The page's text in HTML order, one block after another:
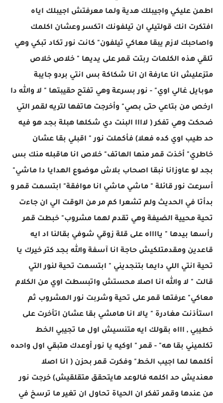
اطمن عليكي واجيبلك هدية ولما معرفتش اجيبلك اياه
افتكرت انك قولتيلي ان تيلفونك اتكسر وعشان اكلمك
واصاحبك لازم يبقا معاكي تيلفون" كانت نور تكاد تبكي وهي
تلقي هذه الكلمات ربتت قمر على يديها " خلاص خلاص
متزعليش انا عارفة ان انا شكاكة بس انتي بردو جايبة
موبايل غالي اوي" - نور بسرعة وهي تفتح حقيبتها " لا والله دا
ارخص من بتاعي حتى بصي" وأخرجت هاتفها لتريه لقمر التي
ضحكت وهي تفكر ( لاااا البنت دي شكلها هبلة بجد هو فيه
حد طيب اوي كده فعلا) فأكملت نور " اقبلي بقا عشان
خاطري" أخذت قمر منها الهاتف" خلاص انا هاقبله منك بس
بجد لو عاوزانا نبقا اصحاب بلاش موضوع الهدايا دا ماشي"
أسرعت نور قائلة " ماشي ماشي انا موافقة" ابتسمت قمر و
بدأتا في الحديث ولم تشعرا كم مر من الوقت الي ان جاءت
تحية محيية الضيفة وهي تقدم لهما مشروب" خبطت قمر
رأسها بيدها " يااااه على قلة زوقي شوفي بقالنا اد ايه
قاعدين ومقدمتلكيش حاجة انا آسفة والله بجد كتر خيرك يا
تحية انتي اللي دايما بتنجديني " ابتسمت تحية لنور التي
قالت " لا والله انا اصلا محستش واتبسطت اوي من الكلام
معاكي" عرفتها قمر على تحية وشربت نور المشروب ثم
استأذنت مغادرة " يالا انا هامشي بقا عشان اتأخرت على
خطيبي , اااه بقولك ايه متنسيش اول ما تجيبي الخط
تكلميني بقا هه" - قمر " اوكيه يا نور أوعدك هتبقي اول واحده
أكلمها لما اجيب الخط" وفكرت قمر بحزن ( انا اصلا
معنديش حد اكلمه فالوعد هايتحقق متقلقيش) خرجت نور
من عندها وقمر تفكر ان الحياة تحاول ان تغير ما ترسخ في